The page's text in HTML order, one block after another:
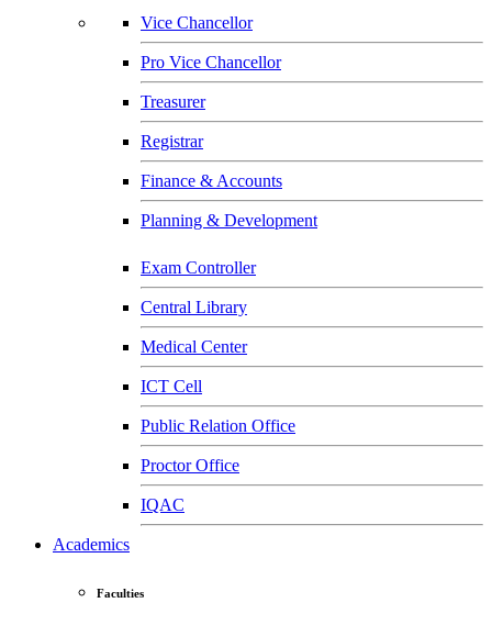
Vice Chancellor
Pro Vice Chancellor
Treasurer
Registrar
Finance & Accounts
Planning & Development
Exam Controller
Central Library
Medical Center
ICT Cell
Public Relation Office
Proctor Office
IQAC
Academics
Faculties